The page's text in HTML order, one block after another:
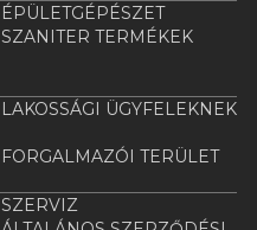
ÉPÜLETGÉPÉSZET
SZANITER TERMÉKEK
LAKOSSÁGI ÜGYFELEKNEK
FORGALMAZÓI TERÜLET
SZERVIZ